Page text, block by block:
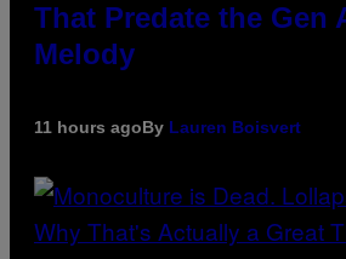
That Predate the Gen
Melody
11 hours agoBy Lauren Boisvert